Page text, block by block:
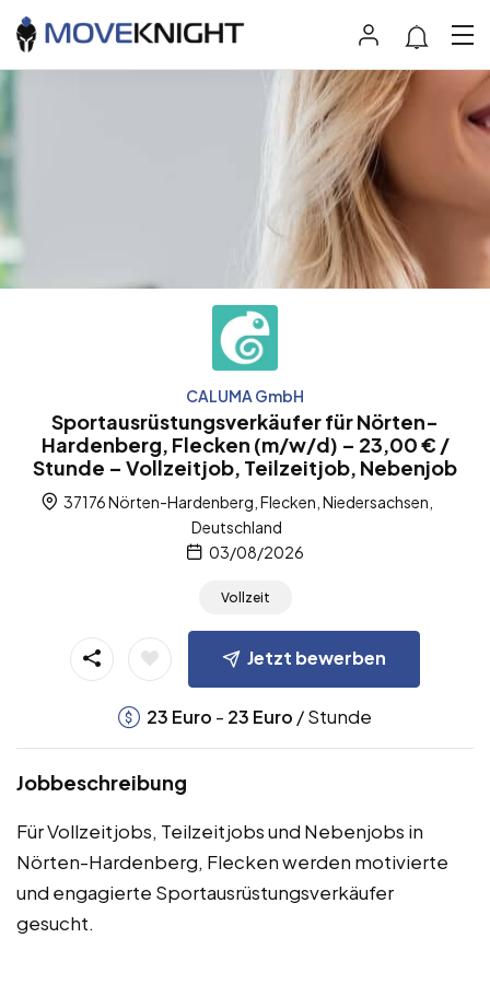
CALUMA GmbH
Sportausrüstungsverkäufer für Nörten-
Hardenberg, Flecken (m/w/d) – 23,00 € /
Stunde – Vollzeitjob, Teilzeitjob, Nebenjob
37176 Nörten-Hardenberg, Flecken, Niedersachsen,
Deutschland
03/08/2026
Vollzeit
Jetzt bewerben
23 Euro - 23 Euro / Stunde
Jobbeschreibung
Für Vollzeitjobs, Teilzeitjobs und Nebenjobs in
Nörten-Hardenberg, Flecken werden motivierte
und engagierte Sportausrüstungsverkäufer
gesucht.